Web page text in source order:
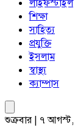
লাইফস্টাইল
শিক্ষা
সাহিত্য
প্রযুক্তি
ইসলাম
স্বাস্থ্য
ক্যাম্পাস
শুক্রবার | ৭